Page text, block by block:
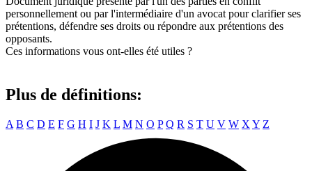
personnellement ou par l'intermédiaire d'un avocat pour clarifier ses
prétentions, défendre ses droits ou répondre aux prétentions des
opposants.
Ces informations vous ont-elles été utiles ?
Plus de définitions:
A B C D E F G H I J K L M N O P Q R S T U V W X Y Z